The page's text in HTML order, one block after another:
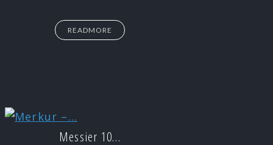
READMORE
Messier 10…